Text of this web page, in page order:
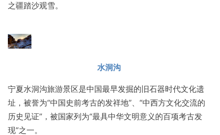
之疆踏沙观雪。
水洞沟
宁夏水洞沟旅游景区是中国最早发掘的旧石器时代文化遗
址，被誉为“中国史前考古的发祥地”、“中西方文化交流的
历史见证”，被国家列为“最具中华文明意义的百项考古发
现”之一。